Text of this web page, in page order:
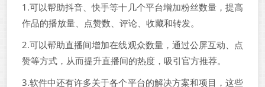
1.可以帮助抖音、快手等十几个平台增加粉丝数量，提高
作品的播放量、点赞数、评论、收藏和转发。
2.可以帮助直播间增加在线观众数量，通过公屏互动、点
赞等方式，从而提升直播间的热度，吸引官方推荐。
3.软件中还有许多关于各个平台的解决方案和项目，这些